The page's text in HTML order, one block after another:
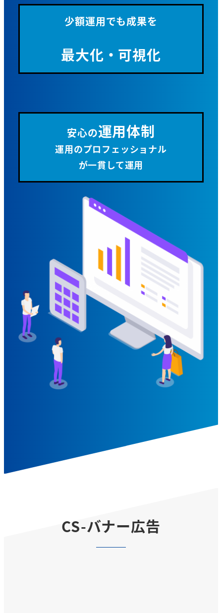
少額運用でも成果を
最大化・可視化
安心の運用体制
運用のプロフェッショナル
が一貫して運用
CS-バナー広告